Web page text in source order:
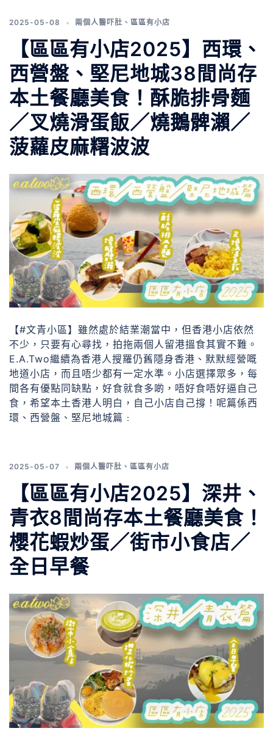
2025-05-08 兩個人醫吓肚 、 區區有小店
【區區有小店2025】西環、
西營盤、堅尼地城38間尚存
本土餐廳美食！酥脆排骨麵
／叉燒滑蛋飯／燒鵝髀瀨／
菠蘿皮麻糬波波
【#文青小區】雖然處於結業潮當中，但香港小店依然
不少，只要有心尋找，拍拖兩個人留港搵食其實不難。
E.A.Two繼續為香港人搜羅仍舊隱身香港、默默經營嘅
地道小店，而且唔少都有一定水準。小店選擇眾多，每
間各有優點同缺點，好食就食多啲，唔好食唔好逼自己
食，希望本土香港人明白，自己小店自己撐！呢篇係西
環、西營盤、堅尼地城篇﹕
2025-05-07 兩個人醫吓肚 、 區區有小店
【區區有小店2025】深井、
青衣8間尚存本土餐廳美食！
櫻花蝦炒蛋／街市小食店／
全日早餐